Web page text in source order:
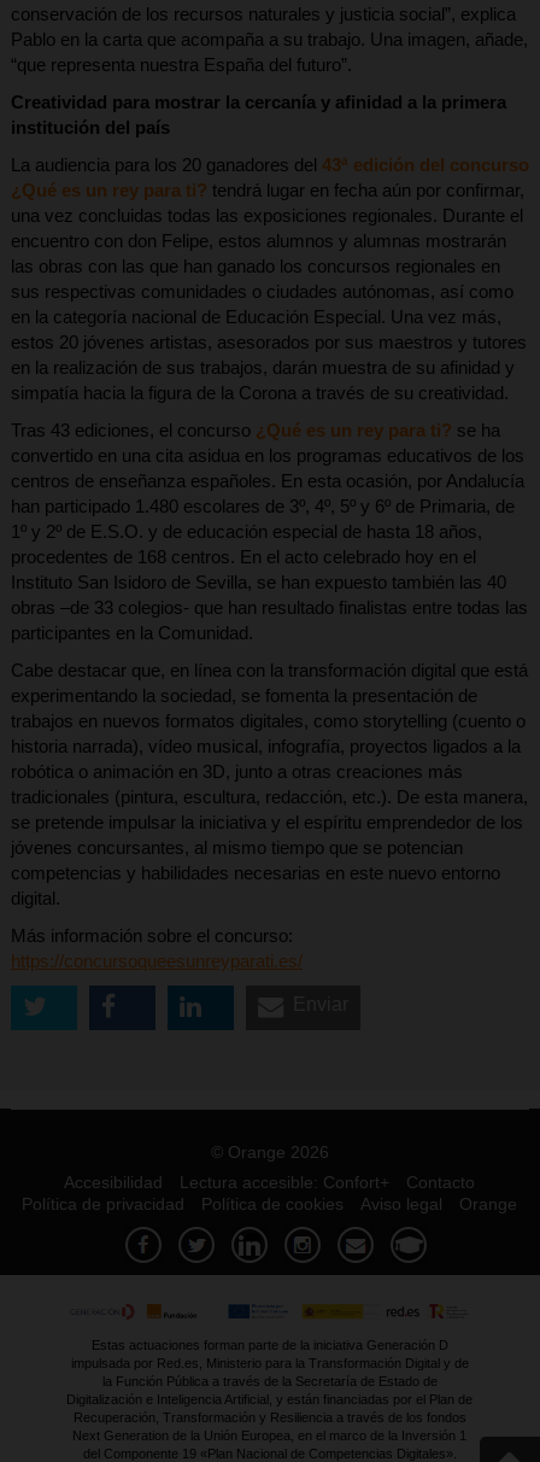
conservación de los recursos naturales y justicia social”, explica
Pablo en la carta que acompaña a su trabajo. Una imagen, añade,
“que representa nuestra España del futuro”.
Creatividad para mostrar la cercanía y afinidad a la primera
institución del país
La audiencia para los 20 ganadores del 43ª edición del concurso
¿Qué es un rey para ti? tendrá lugar en fecha aún por confirmar,
una vez concluidas todas las exposiciones regionales. Durante el
encuentro con don Felipe, estos alumnos y alumnas mostrarán
las obras con las que han ganado los concursos regionales en
sus respectivas comunidades o ciudades autónomas, así como
en la categoría nacional de Educación Especial. Una vez más,
estos 20 jóvenes artistas, asesorados por sus maestros y tutores
en la realización de sus trabajos, darán muestra de su afinidad y
simpatía hacia la figura de la Corona a través de su creatividad.
Tras 43 ediciones, el concurso ¿Qué es un rey para ti? se ha
convertido en una cita asidua en los programas educativos de los
centros de enseñanza españoles. En esta ocasión, por Andalucía
han participado 1.480 escolares de 3º, 4º, 5º y 6º de Primaria, de
1º y 2º de E.S.O. y de educación especial de hasta 18 años,
procedentes de 168 centros. En el acto celebrado hoy en el
Instituto San Isidoro de Sevilla, se han expuesto también las 40
obras –de 33 colegios- que han resultado finalistas entre todas las
participantes en la Comunidad.
Cabe destacar que, en línea con la transformación digital que está
experimentando la sociedad, se fomenta la presentación de
trabajos en nuevos formatos digitales, como storytelling (cuento o
historia narrada), vídeo musical, infografía, proyectos ligados a la
robótica o animación en 3D, junto a otras creaciones más
tradicionales (pintura, escultura, redacción, etc.). De esta manera,
se pretende impulsar la iniciativa y el espíritu emprendedor de los
jóvenes concursantes, al mismo tiempo que se potencian
competencias y habilidades necesarias en este nuevo entorno
digital.
Más información sobre el concurso:
https://concursoqueesunreyparati.es/
© Orange 2026
Accesibilidad
Lectura accesible: Confort+
Contacto
Política de privacidad
Política de cookies Aviso legal Orange
Estas actuaciones forman parte de la iniciativa Generación D
impulsada por Red.es, Ministerio para la Transformación Digital y de
la Función Pública a través de la Secretaría de Estado de
Digitalización e Inteligencia Artificial, y están financiadas por el Plan de
Recuperación, Transformación y Resiliencia a través de los fondos
Next Generation de la Unión Europea, en el marco de la Inversión 1
del Componente 19 «Plan Nacional de Competencias Digitales».